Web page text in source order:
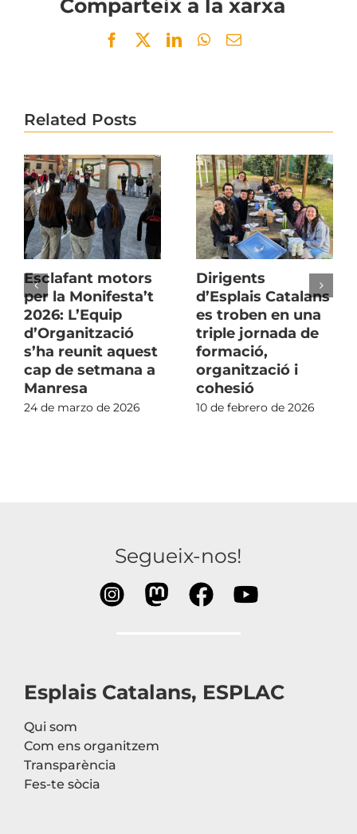
Facebook
TwitterLinkedInWhatsApp
Email
Related Posts
Esclafant motors
per la Monifesta’t
2026: L’Equip
d’Organització
s’ha reunit aquest
cap de setmana a
Manresa
24 de marzo de 2026
Dirigents
d’Esplais Catalans
es troben en una
triple jornada de
formació,
organització i
cohesió
10 de febrero de 2026
Segueix-nos!
Esplais Catalans, ESPLAC
Qui som
Com ens organitzem
Transparència
Fes-te sòcia